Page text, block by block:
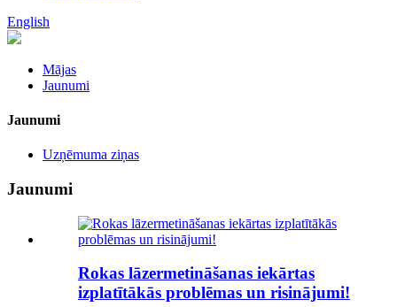
English
Mājas
Jaunumi
Jaunumi
Uzņēmuma ziņas
Jaunumi
Rokas lāzermetināšanas iekārtas
izplatītākās problēmas un risinājumi!